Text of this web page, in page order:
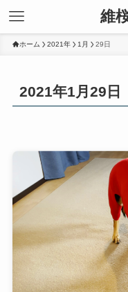
維
ホーム 2021年 1月 29日
2021年1月29日